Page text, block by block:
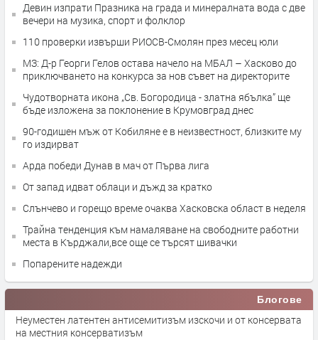
Девин изпрати Празника на града и минералната вода с две
вечери на музика, спорт и фолклор
110 проверки извърши РИОСВ-Смолян през месец юли
МЗ: Д-р Георги Гелов остава начело на МБАЛ – Хасково до
приключването на конкурса за нов съвет на директорите
Чудотворната икона „Св. Богородица - златна ябълка” ще
бъде изложена за поклонение в Крумовград днес
90-годишен мъж от Кобиляне е в неизвестност, близките му
го издирват
Арда победи Дунав в мач от Първа лига
От запад идват облаци и дъжд за кратко
Слънчево и горещо време очаква Хасковска област в неделя
Трайна тенденция към намаляване на свободните работни
места в Кърджали,все още се търсят шивачки
Попарените надежди
Блогове
Неуместен латентен антисемитизъм изскочи и от консервата
на местния консерватизъм